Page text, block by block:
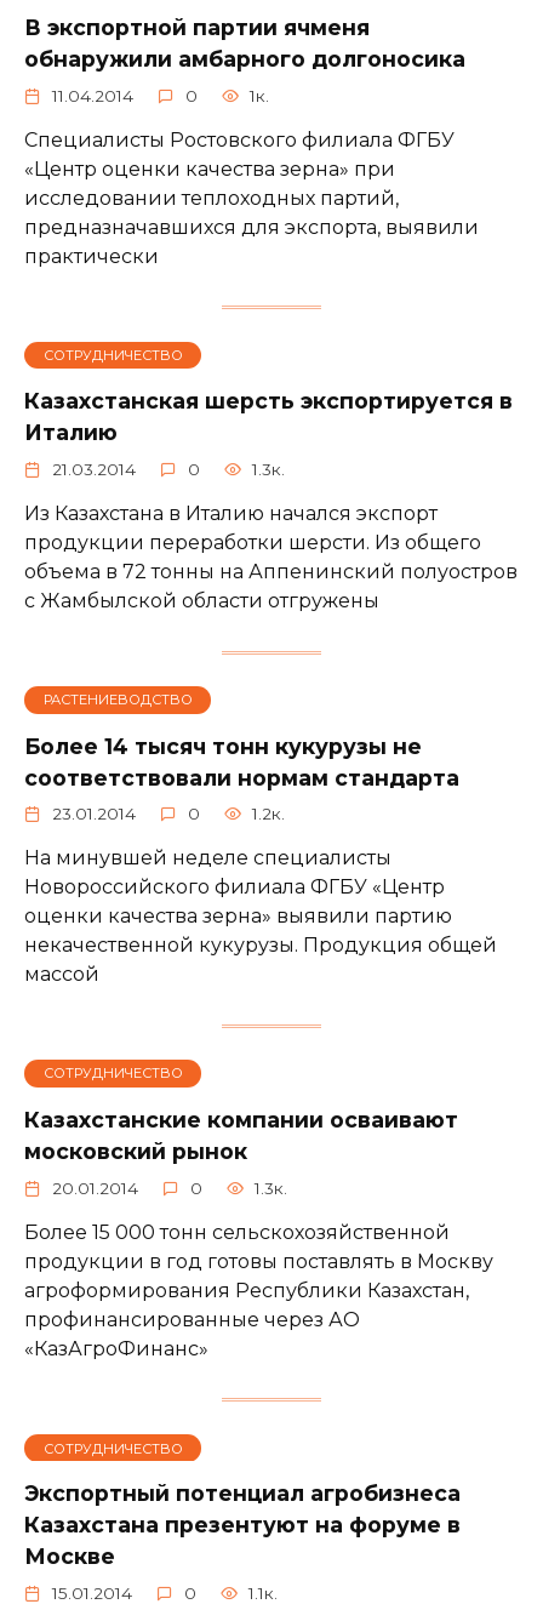
В экспортной партии ячменя
обнаружили амбарного долгоносика
11.04.2014 0 1к.
Специалисты Ростовского филиала ФГБУ
«Центр оценки качества зерна» при
исследовании теплоходных партий,
предназначавшихся для экспорта, выявили
практически
СОТРУДНИЧЕСТВО
Казахстанская шерсть экспортируется в
Италию
21.03.2014 0 1.3к.
Из Казахстана в Италию начался экспорт
продукции переработки шерсти. Из общего
объема в 72 тонны на Аппенинский полуостров
с Жамбылской области отгружены
РАСТЕНИЕВОДСТВО
Более 14 тысяч тонн кукурузы не
соответствовали нормам стандарта
23.01.2014 0 1.2к.
На минувшей неделе специалисты
Новороссийского филиала ФГБУ «Центр
оценки качества зерна» выявили партию
некачественной кукурузы. Продукция общей
массой
СОТРУДНИЧЕСТВО
Казахстанские компании осваивают
московский рынок
20.01.2014 0 1.3к.
Более 15 000 тонн сельскохозяйственной
продукции в год готовы поставлять в Москву
агроформирования Республики Казахстан,
профинансированные через АО
«КазАгроФинанс»
СОТРУДНИЧЕСТВО
Экспортный потенциал агробизнеса
Казахстана презентуют на форуме в
Москве
15.01.2014 0 1.1к.